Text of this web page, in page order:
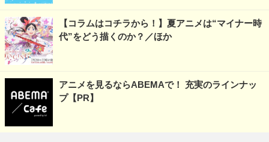
【コラムはコチラから！】夏アニメは“マイナー時
代”をどう描くのか？／ほか
アニメを見るならABEMAで！ 充実のラインナッ
プ【PR】